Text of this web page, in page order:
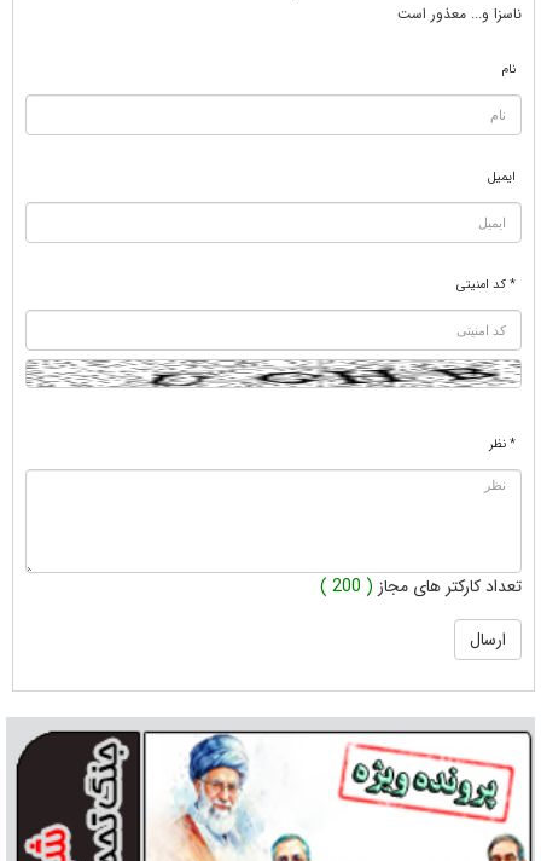
ناسزا و... معذور است
نام
ایمیل
* کد امنیتی
* نظر
تعداد کارکتر های مجاز ( 200 )